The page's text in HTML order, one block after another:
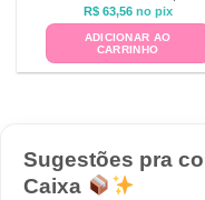
R$63,56 no pix
ADICIONAR AO
CARRINHO
Sugestões pra
Caixa